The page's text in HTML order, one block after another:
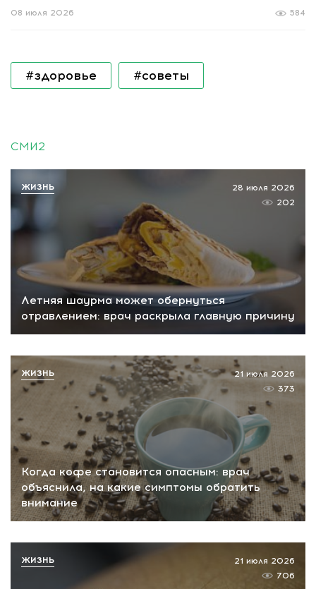
584
08 июля 2026
#здоровье #советы
СМИ2
Летняя шаурма может обернуться
отравлением: врач раскрыла главную причину
28 июля 2026
202
ЖИЗНЬ
Когда кофе становится опасным: врач
объяснила, на какие симптомы обратить
внимание
21 июля 2026
373
ЖИЗНЬ
21 июля 2026
706
ЖИЗНЬ